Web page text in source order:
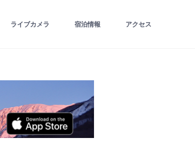
ライブカメラ 宿泊情報 アクセス